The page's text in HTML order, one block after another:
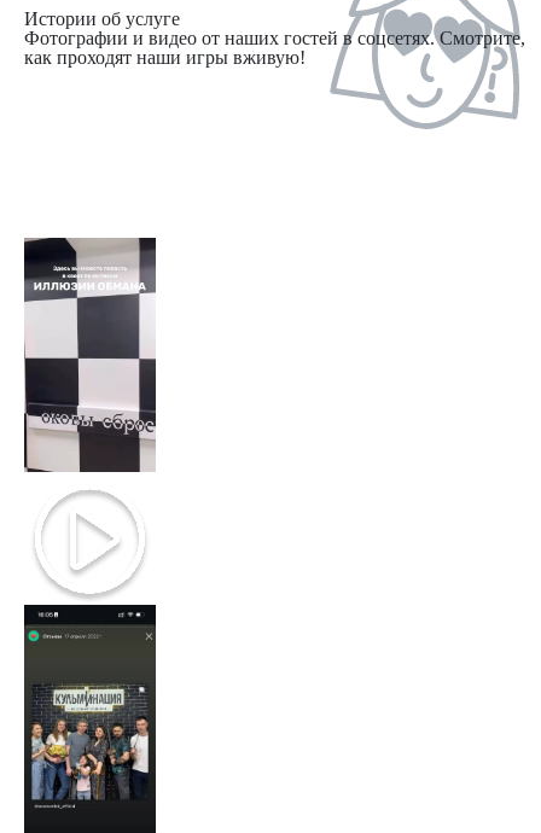
Истории об услуге
Фотографии и видео от наших гостей в соцсетях. Смотрите,
как проходят наши игры вживую!